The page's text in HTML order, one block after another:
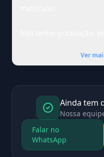
Ver
Ainda tem
Nossa
Falar no
WhatsApp